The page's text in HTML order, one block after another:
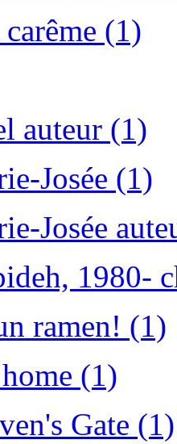
(1)
auteur (1)
Josée (1)
Josée
1980-
ramen! (1)
(1)
Gate (1)